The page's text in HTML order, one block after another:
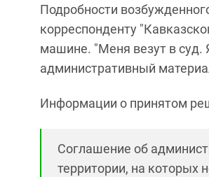
Подробности
корреспонденту
машине. "Меня везут в
административный
Информации о принятом
Соглашение об
территории, на которых